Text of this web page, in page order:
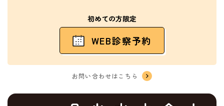
初めての方限定
WEB診察予約
お問い合わせはこちら